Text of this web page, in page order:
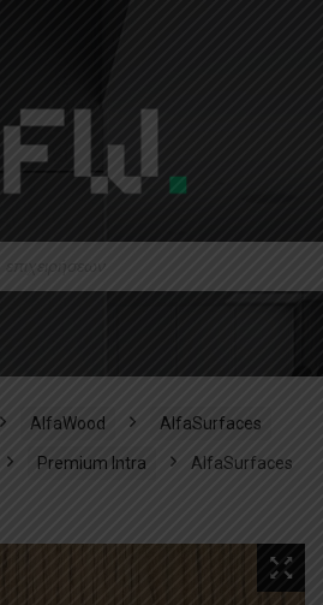
AlfaWood AlfaSurfaces
Premium Intra
AlfaSurfaces